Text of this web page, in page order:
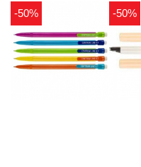
-50% -50%